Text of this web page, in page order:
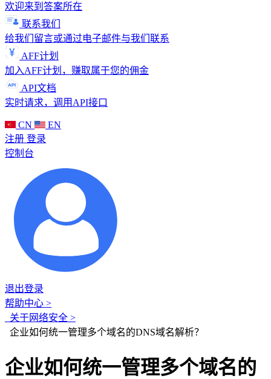
欢迎来到答案所在
联系我们
给我们留言或通过电子邮件与我们联系
AFF计划
加入AFF计划，赚取属于您的佣金
API文档
实时请求，调用API接口
CN
EN
注册 登录
控制台
退出登录
帮助中心 >
关于网络安全 >
企业如何统一管理多个域名的DNS域名解析？
企业如何统一管理多个域名的